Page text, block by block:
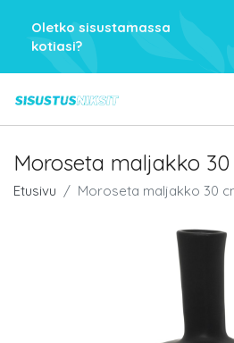
Oletko sisustamassa
kotiasi?
Moroseta maljakko
Etusivu Moroseta maljakko 30